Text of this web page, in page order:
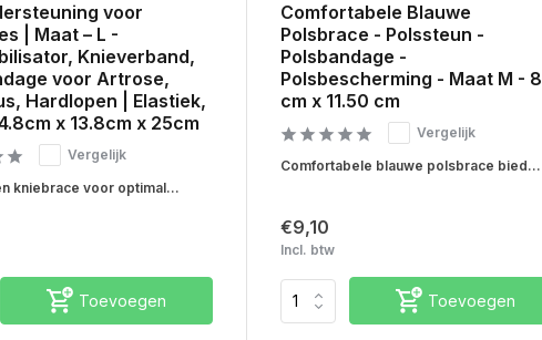
voor
| Maat – L -
Knieverband,
voor Artrose,
Hardlopen | Elastiek,
x 13.8cm x 25cm
Vergelijk
kniebrace voor optimal...
Toevoegen
Comfortabele Blauwe
Polsbrace - Polssteun -
Polsbandage -
Polsbescherming - Maat M - 8
cm x 11.50 cm
Vergelijk
Comfortabele blauwe polsbrace bied...
€9,10
Incl. btw
Toevoegen